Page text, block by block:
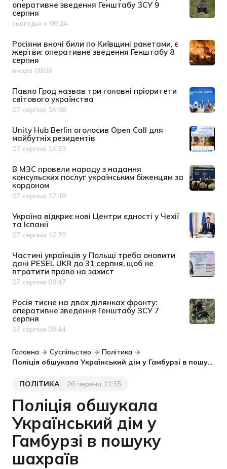
оперативне зведення Генштабу ЗСУ 9
серпня
Дата публікації
сьогодні о 08:24
Росіяни вночі били по Київщині ракетами, є
жертви: оперативне зведення Генштабу 8
серпня
Дата публікації
вчора 08:06
Павло Грод назвав три головні пріоритети
світового українства
Дата публікації
07 серпня 14:58
Unity Hub Berlin оголосив Open Call для
майбутніх резидентів
Дата публікації
07 серпня 14:33
В МЗС провели нараду з надання
консульских послуг українським біженцям за
кордоном
Дата публікації
07 серпня 12:18
Україна відкриє нові Центри єдності у Чехії
та Іспанії
Дата публікації
07 серпня 10:39
Частині українців у Польщі треба оновити
дані PESEL UKR до 31 серпня, щоб не
втратити право на захист
Дата публікації
07 серпня 09:47
Росія тисне на двох ділянках фронту:
оперативне зведення Генштабу ЗСУ 7
серпня
Дата публікації
07 серпня 08:44
Головна Суспільство
Політика
Поліція обшукала Український дім у Гамбурзі в пошуку шахраїв
Категорія
ПОЛІТИКА
Дата публікації26 червня 11:35
Поліція обшукала
Український дім у
Гамбурзі в пошуку
шахраїв